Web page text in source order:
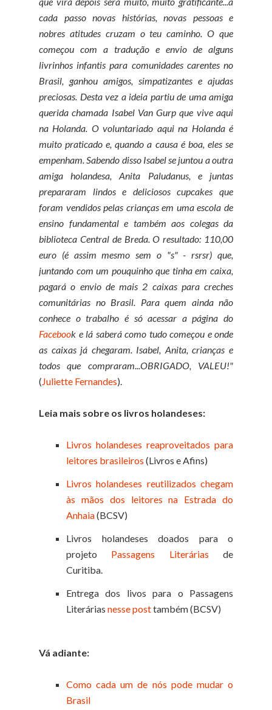
cada passo novas histórias, novas pessoas e
nobres atitudes cruzam o teu caminho. O que
começou com a tradução e envio de alguns
livrinhos infantis para comunidades carentes no
Brasil, ganhou amigos, simpatizantes e ajudas
preciosas. Desta vez a ideia partiu de uma amiga
querida chamada Isabel Van Gurp que vive aqui
na Holanda. O voluntariado aqui na Holanda é
muito praticado e, quando a causa é boa, eles se
empenham. Sabendo disso Isabel se juntou a outra
amiga holandesa, Anita Paludanus, e juntas
prepararam lindos e deliciosos cupcakes que
foram vendidos pelas crianças em uma escola de
ensino fundamental e também aos colegas da
biblioteca Central de Breda. O resultado: 110,00
euro (é assim mesmo sem o "s" - rsrsr) que,
juntando com um pouquinho que tinha em caixa,
pagará o envio de mais 2 caixas para creches
comunitárias no Brasil. Para quem ainda não
conhece o trabalho é só acessar a página do
Facebook e lá saberá como tudo começou e onde
as caixas já chegaram. Isabel, Anita, crianças e
todos que compraram...OBRIGADO, VALEU!"
(Juliette Fernandes).
Leia mais sobre os livros holandeses:
Livros holandeses reaproveitados para
leitores brasileiros (Livros e Afins)
Livros holandeses reutilizados chegam
às mãos dos leitores na Estrada do
Anhaia(BCSV)
Livros holandeses doados para o
projeto Passagens Literárias de
Curitiba.
Entrega dos livos para o Passagens
Literárias nesse posttambém (BCSV)
Vá adiante:
Como cada um de nós pode mudar o
Brasil